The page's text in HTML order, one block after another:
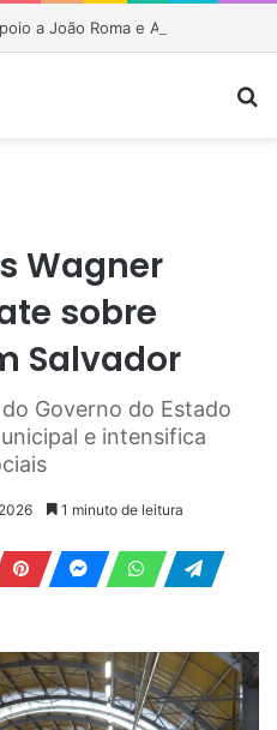
Wagner
sobre
Salvador
Governo do Estado
e intensifica
1 minuto de leitura